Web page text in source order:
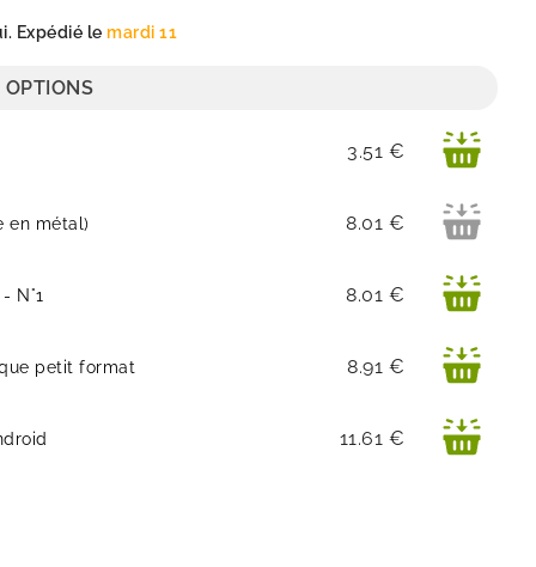
Expédié le mardi 11
Prix
3.51 €
en métal) Prix
8.01 €
N°1 Prix
8.01 €
petit format Prix
8.91 €
Prix
11.61 €